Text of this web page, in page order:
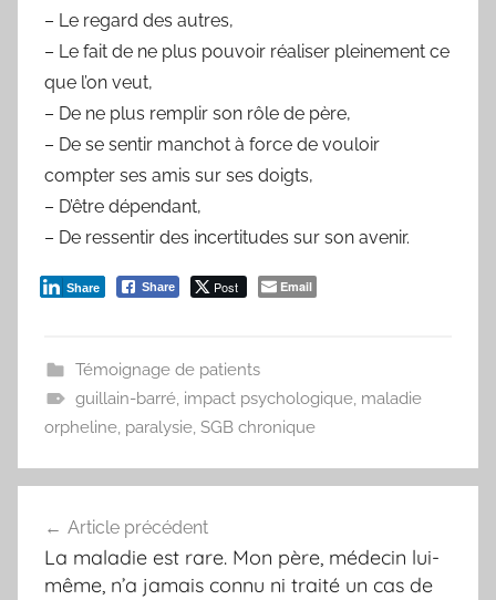
– Le regard des autres,
– Le fait de ne plus pouvoir réaliser pleinement ce
que l’on veut,
– De ne plus remplir son rôle de père,
– De se sentir manchot à force de vouloir
compter ses amis sur ses doigts,
– D’être dépendant,
– De ressentir des incertitudes sur son avenir.
Share Post
Share Email
Témoignage de patients
guillain-barré, impact psychologique, maladie
orpheline, paralysie, SGB chronique
de
l’article
Article précédent
La maladie est rare. Mon père, médecin lui-
même, n’a jamais connu ni traité un cas de